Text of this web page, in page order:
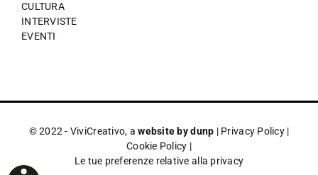
CULTURA
INTERVISTE
EVENTI
© 2022 - ViviCreativo, awebsite by dunp | Privacy Policy|
Cookie Policy |
Le tue preferenze relative alla privacy